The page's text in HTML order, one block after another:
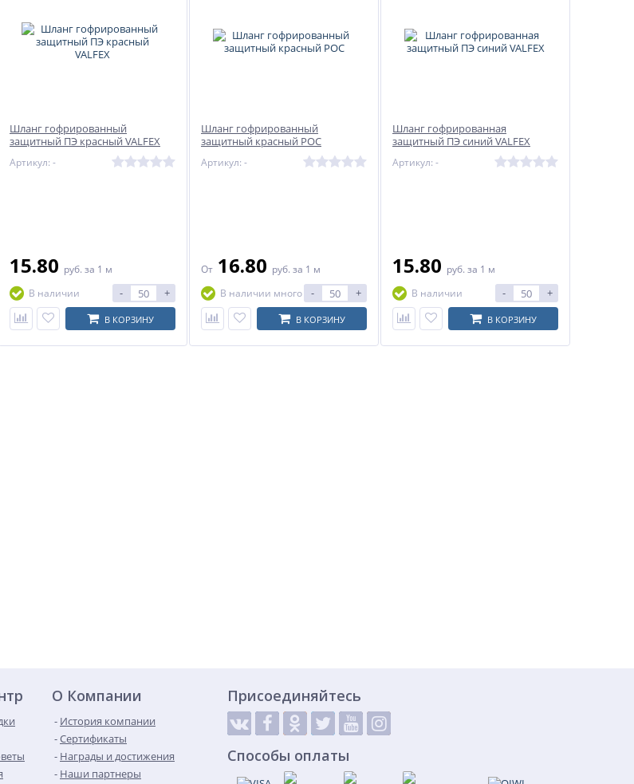
Шланг гофрированный
защитный ПЭ красный VALFEX
Артикул: -
15.80 руб. за 1 м
В наличии
- +
В КОРЗИНУ
Шланг гофрированный
защитный красный РОС
Артикул: -
От 16.80 руб. за 1 м
В наличии много
- +
В КОРЗИНУ
Шланг гофрированная
защитный ПЭ синий VALFEX
Артикул: -
15.80 руб. за 1 м
В наличии
- +
В КОРЗИНУ
О Компании
История компании
Сертификаты
Награды и достижения
Наши партнеры
Присоединяйтесь
Способы оплаты